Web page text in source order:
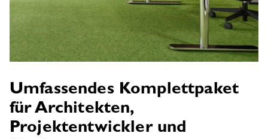
Umfassendes Komplettpaket
für Architekten,
Projektentwickler und